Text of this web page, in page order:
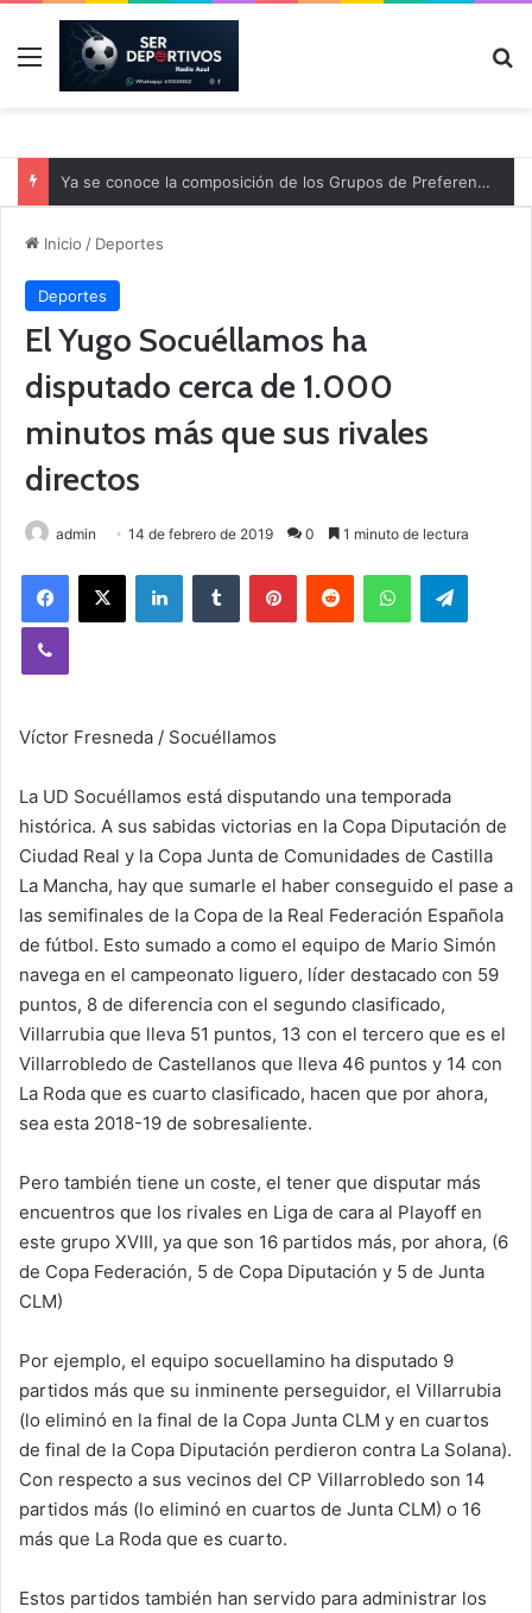
Menú
Ya se conoce la composición de los Grupos de Preferente y el calendario
Inicio / Deportes
Deportes
El Yugo Socuéllamos ha
disputado cerca de 1.000
minutos más que sus rivales
directos
admin 14 de febrero de 2019 0 1 minuto de lectura
Víctor Fresneda / Socuéllamos
La UD Socuéllamos está disputando una temporada
histórica. A sus sabidas victorias en la Copa Diputación de
Ciudad Real y la Copa Junta de Comunidades de Castilla
La Mancha, hay que sumarle el haber conseguido el pase a
las semifinales de la Copa de la Real Federación Española
de fútbol. Esto sumado a como el equipo de Mario Simón
navega en el campeonato liguero, líder destacado con 59
puntos, 8 de diferencia con el segundo clasificado,
Villarrubia que lleva 51 puntos, 13 con el tercero que es el
Villarrobledo de Castellanos que lleva 46 puntos y 14 con
La Roda que es cuarto clasificado, hacen que por ahora,
sea esta 2018-19 de sobresaliente.
Pero también tiene un coste, el tener que disputar más
encuentros que los rivales en Liga de cara al Playoff en
este grupo XVIII, ya que son 16 partidos más, por ahora, (6
de Copa Federación, 5 de Copa Diputación y 5 de Junta
CLM)
Por ejemplo, el equipo socuellamino ha disputado 9
partidos más que su inminente perseguidor, el Villarrubia
(lo eliminó en la final de la Copa Junta CLM y en cuartos
de final de la Copa Diputación perdieron contra La Solana).
Con respecto a sus vecinos del CP Villarrobledo son 14
partidos más (lo eliminó en cuartos de Junta CLM) o 16
más que La Roda que es cuarto.
Estos partidos también han servido para administrar los